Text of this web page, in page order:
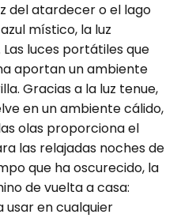
del atardecer o el lago
místico, la luz
luces portátiles que
aportan un ambiente
Gracias a la luz tenue,
en un ambiente cálido,
olas proporciona el
las relajadas noches de
que ha oscurecido, la
de vuelta a casa:
usar en cualquier